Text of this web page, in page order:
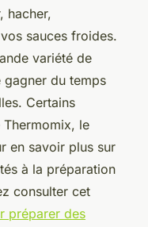
hacher,
sauces froides.
variété de
gagner du temps
Certains
le
en savoir plus sur
à la préparation
consulter cet
préparer des